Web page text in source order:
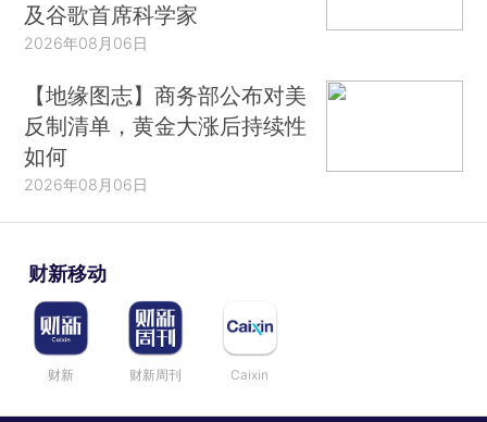
及谷歌首席科学家
2026年08月06日
【地缘图志】商务部公布对美
反制清单，黄金大涨后持续性
如何
2026年08月06日
财新移动
财新 财新周刊 Caixin